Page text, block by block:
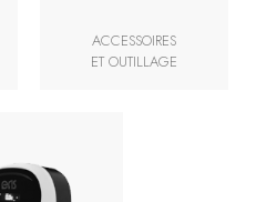
ACCESSOIRES
ET OUTILLAGE